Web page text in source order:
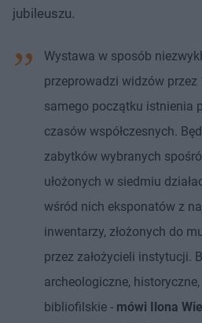
jubileuszu.
Wystawa w sposób
przeprowadzi widzów przez
samego początku istnienia
czasów współczesnych.
zabytków wybranych
ułożonych w siedmiu
wśród nich eksponatów z
inwentarzy, złożonych do
przez założycieli instytucji.
archeologiczne,
bibliofilskie - mówi Ilona